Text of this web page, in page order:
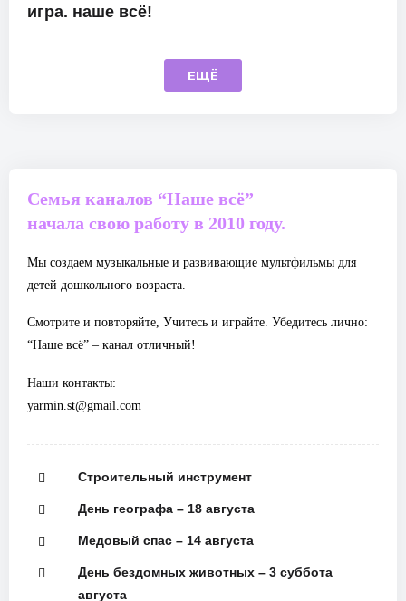
игра. наше всё!
ЕЩЁ
Семья каналов “Наше всё”
начала свою работу в 2010 году.
Мы создаем музыкальные и развивающие мультфильмы для
детей дошкольного возраста.
Смотрите и повторяйте, Учитесь и играйте. Убедитесь лично:
“Наше всё” – канал отличный!
Наши контакты:
yarmin.st@gmail.com
Строительный инструмент
День географа – 18 августа
Медовый спас – 14 августа
День бездомных животных – 3 суббота
августа